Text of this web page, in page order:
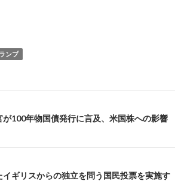
ンプ
100年物国債発行に言及、米国株への影響
イギリスからの独立を問う国民投票を実施す